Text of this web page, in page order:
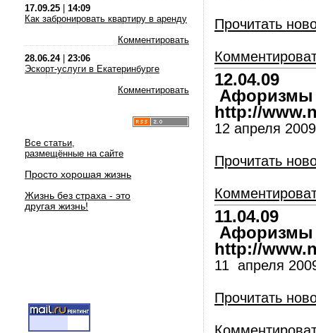
17.09.25
14:09
Как забронировать квартиру в аренду
Комментировать
28.06.24| 23:06
Эскорт-услуги в Екатеринбурге
Комментировать
Все статьи,
размещённые на сайте
Просто хорошая жизнь
Жизнь без страха - это
другая жизнь!
Прочитать
12.04.09
Афоризмы
http://
12 апреля 2009
Прочитать
11.04.09
Афоризмы
http://
11 апреля
Прочитать